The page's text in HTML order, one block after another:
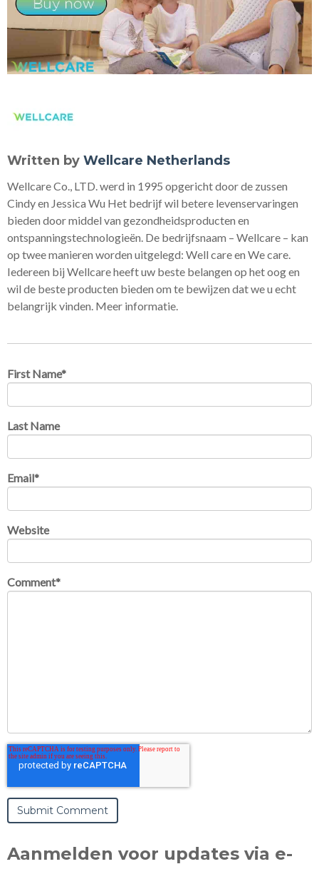
Written by Wellcare Netherlands
Wellcare Co., LTD. werd in 1995 opgericht door de zussen
Cindy en Jessica Wu Het bedrijf wil betere levenservaringen
bieden door middel van gezondheidsproducten en
ontspanningstechnologieën. De bedrijfsnaam – Wellcare – kan
op twee manieren worden uitgelegd: Well care en We care.
Iedereen bij Wellcare heeft uw beste belangen op het oog en
wil de beste producten bieden om te bewijzen dat we u echt
belangrijk vinden. Meer informatie.
First Name*
Last Name
Email*
Website
Comment*
Aanmelden voor updates via e-